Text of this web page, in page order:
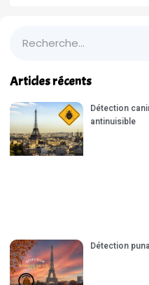
Articles récents
Détection
antinuisible
Détection